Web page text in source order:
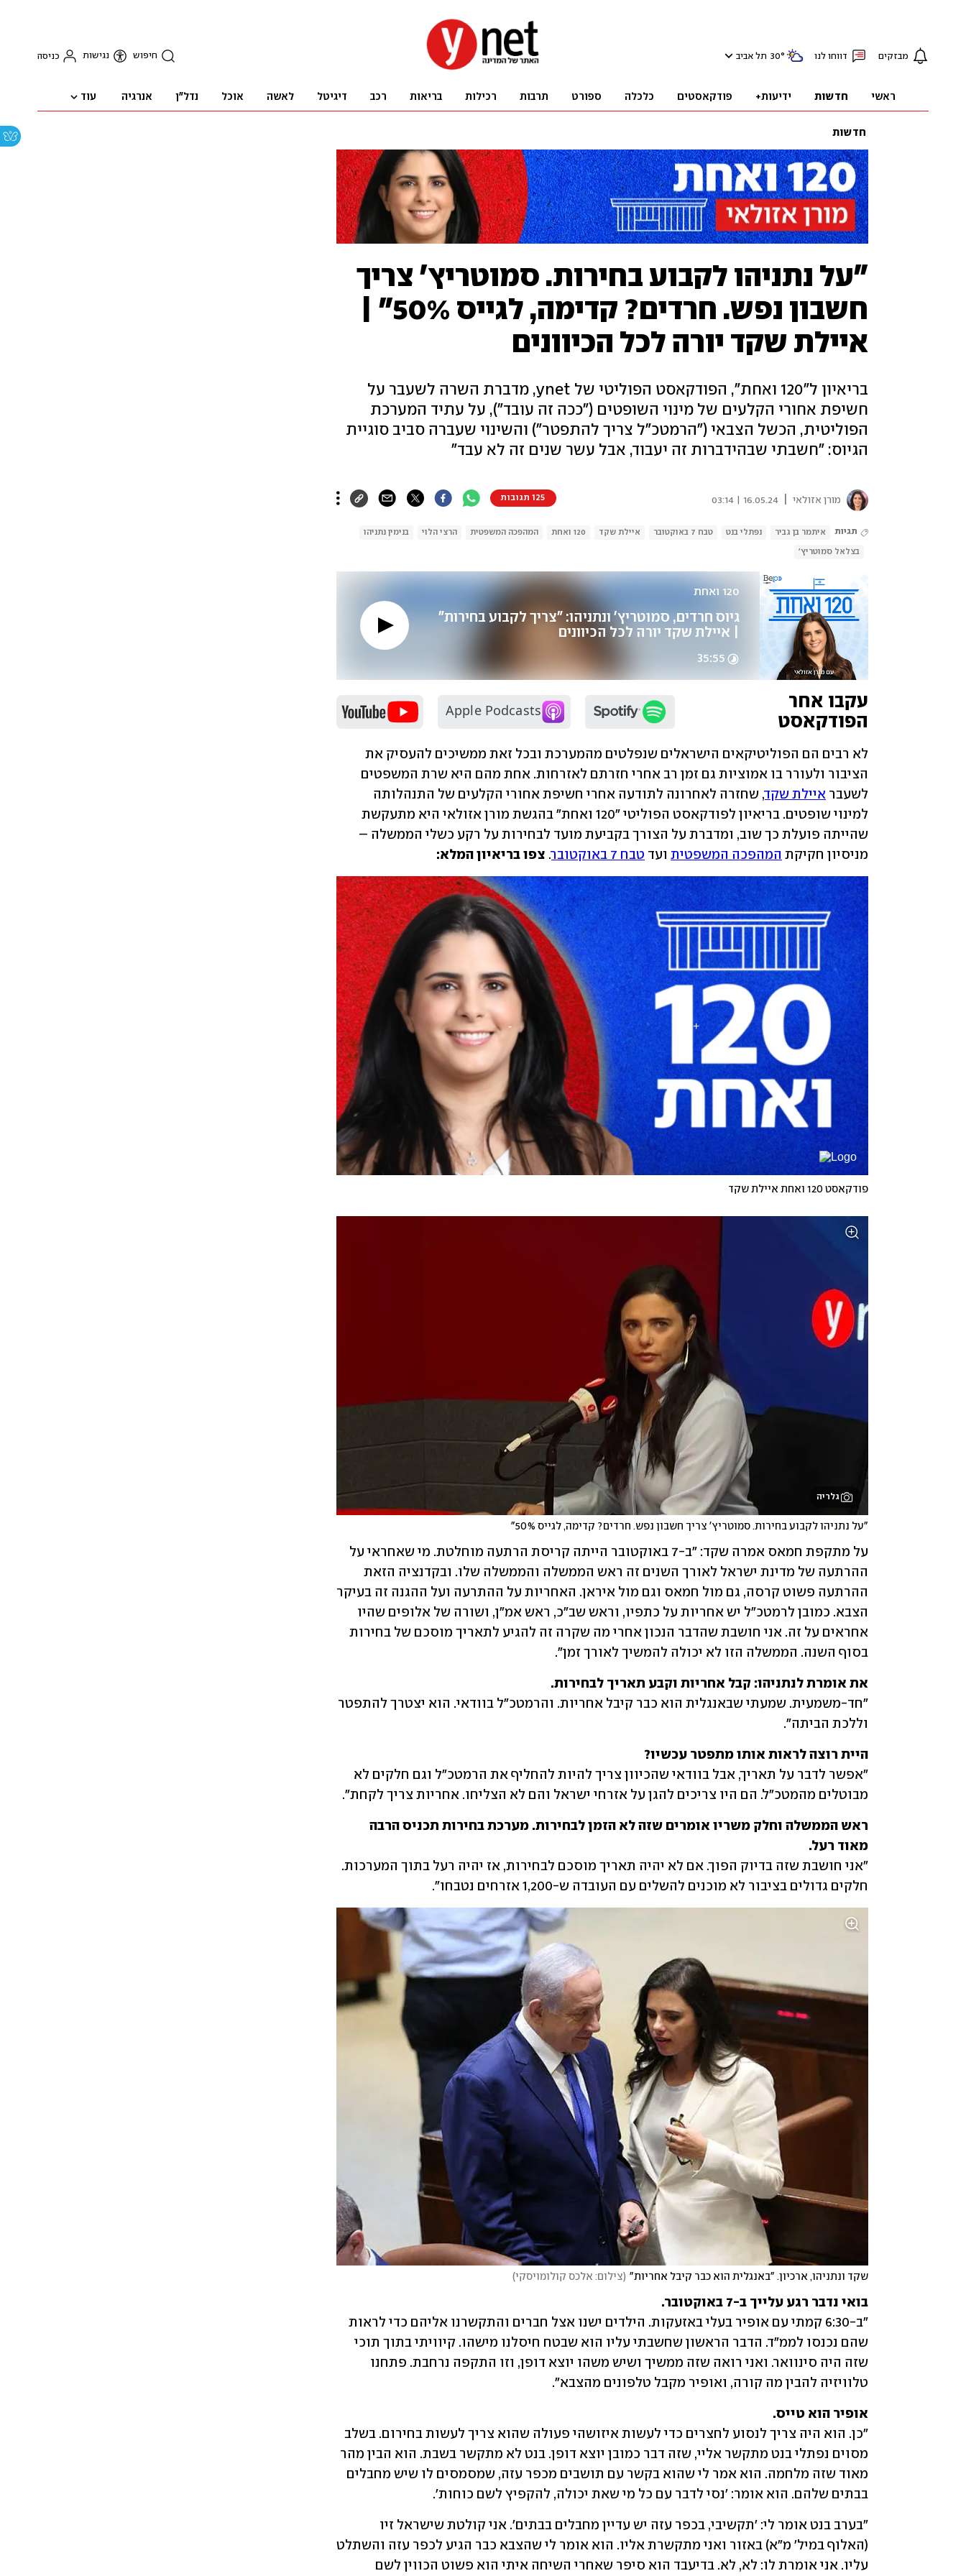
מבזקים דווחו לנו 30° תל אביב חיפוש נגישות כניסה
ראשי חדשות ידיעות+ פודקאסטים כלכלה ספורט תרבות רכילות בריאות רכב דיגיטל לאשה אוכל נדל"ן אנרגיה עוד
חדשות
"על נתניהו לקבוע בחירות. סמוטריץ' צריך
חשבון נפש. חרדים? קדימה, לגייס 50%" |
איילת שקד יורה לכל הכיוונים
בריאיון ל"120 ואחת", הפודקאסט הפוליטי של ynet, מדברת השרה לשעבר על
חשיפת אחורי הקלעים של מינוי השופטים ("ככה זה עובד"), על עתיד המערכת
הפוליטית, הכשל הצבאי ("הרמטכ"ל צריך להתפטר") והשינוי שעברה סביב סוגיית
הגיוס: "חשבתי שבהידברות זה יעבוד, אבל עשר שנים זה לא עבד"
מורן אזולאי 16.05.24 | 03:14 125 תגובות
תגיות איתמר בן גביר נפתלי בנט טבח 7 באוקטובר איילת שקד 120 ואחת המהפכה המשפטית הרצי הלוי בנימין נתניהו
בצלאל סמוטריץ'
120 ואחת
| איילת שקד יורה לכל הכיוונים
35:55
הפודקאסט
לשעבר איילת שקד
מניסיון חקיקת המהפכה המשפטית ועד טבח 7 באוקטובר . צפו בריאיון המלא:
פודקאסט 120 ואחת איילת שקד
גלריה
"על נתניהו לקבוע בחירות. סמוטריץ' צריך חשבון נפש. חרדים? קדימה, לגייס 50%"
בסוף השנה. הממשלה הזו לא יכולה להמשיך לאורך זמן".
את אומרת לנתניהו: קבל אחריות וקבע תאריך לבחירות.
וללכת הביתה".
היית רוצה לראות אותו מתפטר עכשיו?
מבוטלים מהמטכ"ל. הם היו צריכים להגן על אזרחי ישראל והם לא הצליחו. אחריות צריך לקחת".
מאוד רעל.
חלקים גדולים בציבור לא מוכנים להשלים עם העובדה ש-1,200 אזרחים נטבחו".
שקד ונתניהו, ארכיון. "באנגלית הוא כבר קיבל אחריות" (צילום: אלכס קולומויסקי)
בואי נדבר רגע עלייך ב-7 באוקטובר.
טלוויזיה להבין מה קורה, ואופיר מקבל טלפונים מהצבא".
אופיר הוא טייס.
בבתים שלהם. הוא אומר: 'נסי לדבר עם כל מי שאת יכולה, להקפיץ לשם כוחות'.